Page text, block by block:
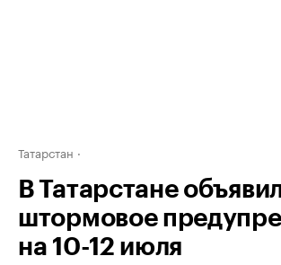
Татарстан
В Татарстане
штормовое
на 10-12 июля